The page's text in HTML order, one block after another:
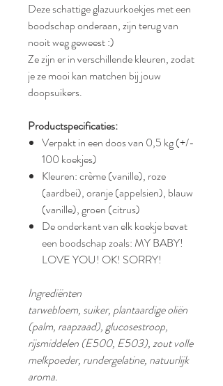
Deze schattige glazuurkoekjes met een
boodschap onderaan, zijn terug van
nooit weg geweest :)
Ze zijn er in verschillende kleuren, zodat
je ze mooi kan matchen bij jouw
doopsuikers.
Productspecificaties:
Verpakt in een doos van 0,5 kg (+/-
100 koekjes)
Kleuren: crème (vanille), roze
(aardbei), oranje (appelsien), blauw
(vanille), groen (citrus)
De onderkant van elk koekje bevat
een boodschap zoals: MY BABY!
LOVE YOU! OK! SORRY!
Ingrediënten
tarwebloem, suiker, plantaardige oliën
(palm, raapzaad), glucosestroop,
rijsmiddelen (E500, E503), zout volle
melkpoeder, rundergelatine, natuurlijk
aroma.